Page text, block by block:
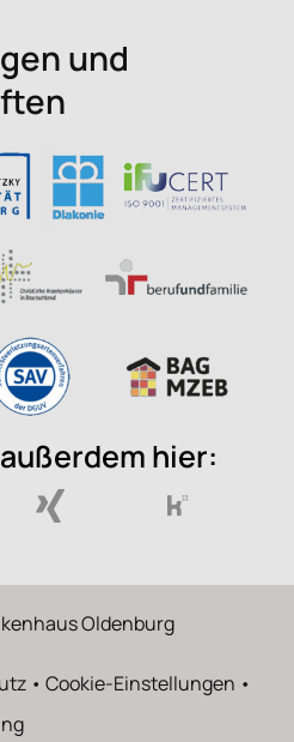
und
hier:
Oldenburg
• Cookie-Einstellungen •